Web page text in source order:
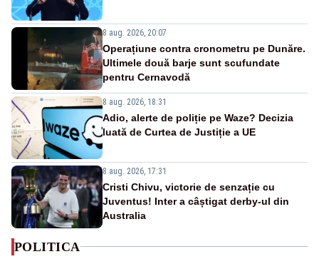
8 aug. 2026, 20:07
Operațiune contra cronometru pe Dunăre.
Ultimele două barje sunt scufundate
pentru Cernavodă
8 aug. 2026, 18:31
Adio, alerte de poliție pe Waze? Decizia
luată de Curtea de Justiție a UE
8 aug. 2026, 17:31
Cristi Chivu, victorie de senzație cu
Juventus! Inter a câștigat derby-ul din
Australia
POLITICA